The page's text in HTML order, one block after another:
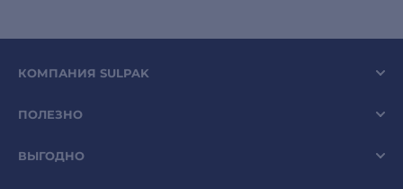
КОМПАНИЯ SULPAK
ПОЛЕЗНО
ВЫГОДНО